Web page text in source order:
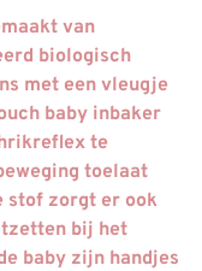
van
biologisch
met een vleugje
baby inbaker
te
toelaat
stof zorgt er ook
bij het
baby zijn handjes